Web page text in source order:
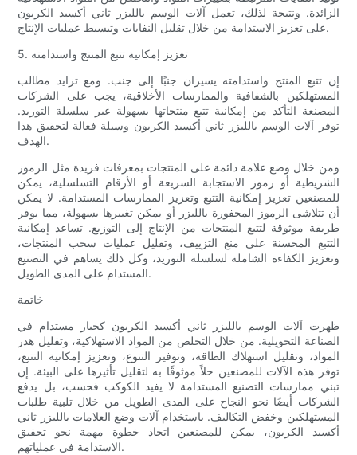
الزائدة. ونتيجة لذلك، تعمل آلات الوسم بالليزر ثاني أكسيد الكربون
على تعزيز الاستدامة من خلال تقليل النفايات وتبسيط عمليات الإنتاج.
5. تعزيز إمكانية تتبع المنتج واستدامته
إن تتبع المنتج واستدامته يسيران جنبًا إلى جنب. ومع تزايد مطالب
المستهلكين بالشفافية والممارسات الأخلاقية، يجب على الشركات
المصنعة التأكد من إمكانية تتبع منتجاتها بسهولة عبر سلسلة التوريد.
توفر آلات الوسم بالليزر ثاني أكسيد الكربون وسيلة فعالة لتحقيق هذا
الهدف.
ومن خلال وضع علامة دائمة على المنتجات بمعرفات فريدة مثل الرموز
الشريطية أو رموز الاستجابة السريعة أو الأرقام التسلسلية، يمكن
للمصنعين تعزيز إمكانية التتبع وتعزيز الممارسات المستدامة. لا يمكن
أن تتلاشى الرموز المحفورة بالليزر أو يمكن تغييرها بسهولة، مما يوفر
طريقة موثوقة لتتبع المنتجات من الإنتاج إلى التوزيع. تساعد إمكانية
التتبع المحسنة على منع التزييف، وتقليل عمليات سحب المنتجات،
وتعزيز الكفاءة الشاملة لسلسلة التوريد، وكل ذلك يساهم في التصنيع
المستدام على المدى الطويل.
خاتمة
ظهرت آلات الوسم بالليزر ثاني أكسيد الكربون كخيار مستدام في
الصناعة التحويلية. من خلال التخلص من المواد الاستهلاكية، وتقليل هدر
المواد، وتقليل استهلاك الطاقة، وتوفير التنوع، وتعزيز إمكانية التتبع،
توفر هذه الآلات للمصنعين حلاً موثوقًا به لتقليل تأثيرها على البيئة. إن
تبني ممارسات التصنيع المستدامة لا يفيد الكوكب فحسب، بل يدفع
الشركات أيضًا نحو النجاح على المدى الطويل من خلال تلبية طلبات
المستهلكين وخفض التكاليف. باستخدام آلات وضع العلامات بالليزر ثاني
أكسيد الكربون، يمكن للمصنعين اتخاذ خطوة مهمة نحو تحقيق
الاستدامة في عملياتهم.